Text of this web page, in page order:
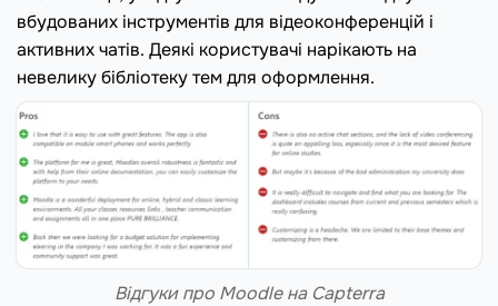
вбудованих інструментів для відеоконференцій і
активних чатів. Деякі користувачі нарікають на
невелику бібліотеку тем для оформлення.
Відгуки про Moodle на Capterra